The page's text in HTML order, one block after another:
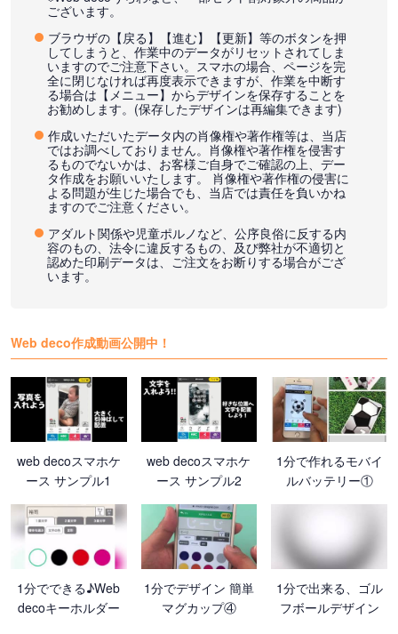
ございます。
ブラウザの【戻る】【進む】【更新】等のボタンを押
してしまうと、作業中のデータがリセットされてしま
いますのでご注意下さい。スマホの場合、ページを完
全に閉じなければ再度表示できますが、作業を中断す
る場合は【メニュー】からデザインを保存することを
お勧めします。(保存したデザインは再編集できます)
作成いただいたデータ内の肖像権や著作権等は、当店
ではお調べしておりません。肖像権や著作権を侵害す
るものでないかは、お客様ご自身でご確認の上、デー
タ作成をお願いいたします。 肖像権や著作権の侵害に
よる問題が生じた場合でも、当店では責任を負いかね
ますのでご注意ください。
アダルト関係や児童ポルノなど、公序良俗に反する内
容のもの、法令に違反するもの、及び弊社が不適切と
認めた印刷データは、ご注文をお断りする場合がござ
います。
Web deco作成動画公開中！
web decoスマホケ
ース サンプル1
web decoスマホケ
ース サンプル2
1分で作れるモバイ
ルバッテリー①
1分でできる♪Web
decoキーホルダー
1分でデザイン 簡単
マグカップ④
1分で出来る、ゴル
フボールデザイン